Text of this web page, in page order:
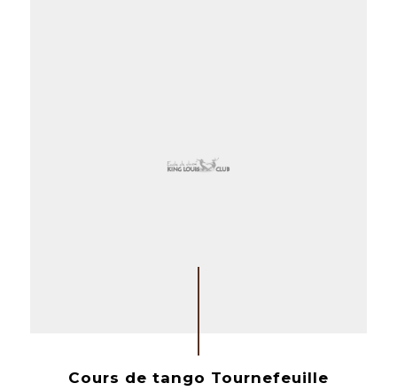
Cours de tango Tournefeuille